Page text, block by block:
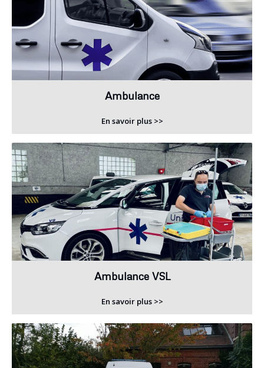
Ambulance
En savoir plus >>
Ambulance VSL
En savoir plus >>